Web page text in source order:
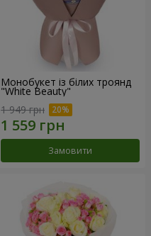
Монобукет із білих троянд
"White Beauty"
1 949 грн
Замовити